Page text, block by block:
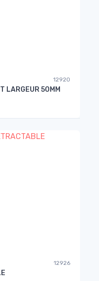
12920
LARGEUR 50MM
12926